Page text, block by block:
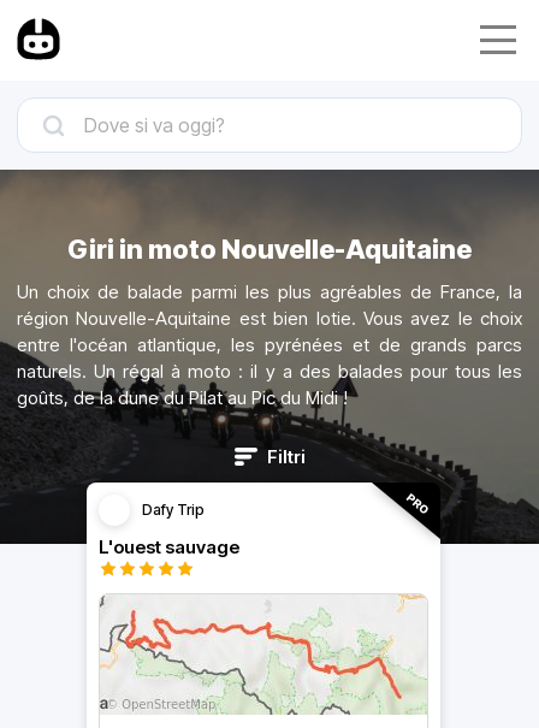
Giri in moto Nouvelle-Aquitaine
Un choix de balade parmi les plus agréables de France, la
région Nouvelle-Aquitaine est bien lotie. Vous avez le choix
entre l'océan atlantique, les pyrénées et de grands parcs
naturels. Un régal à moto : il y a des balades pour tous les
goûts, de la dune du Pilat au Pic du Midi !
Filtri
Dafy Trip
L'ouest sauvage